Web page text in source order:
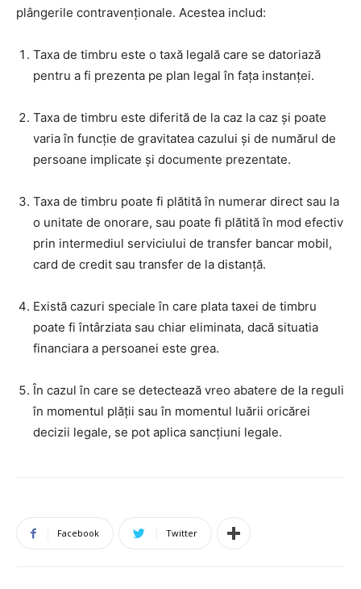
plângerile contravenționale. Acestea includ:
Taxa de timbru este o taxă legală care se datoriază
pentru a fi prezenta pe plan legal în fața instanței.
Taxa de timbru este diferită de la caz la caz și poate
varia în funcție de gravitatea cazului și de numărul de
persoane implicate și documente prezentate.
Taxa de timbru poate fi plătită în numerar direct sau la
o unitate de onorare, sau poate fi plătită în mod efectiv
prin intermediul serviciului de transfer bancar mobil,
card de credit sau transfer de la distanță.
Există cazuri speciale în care plata taxei de timbru
poate fi întârziata sau chiar eliminata, dacă situatia
financiara a persoanei este grea.
În cazul în care se detectează vreo abatere de la reguli
în momentul plății sau în momentul luării oricărei
decizii legale, se pot aplica sancțiuni legale.
Facebook Twitter